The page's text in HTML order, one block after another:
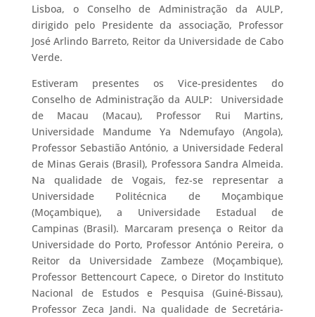
Lisboa, o Conselho de Administração da AULP,
dirigido pelo Presidente da associação, Professor
José Arlindo Barreto, Reitor da Universidade de Cabo
Verde.
Estiveram presentes os Vice-presidentes do
Conselho de Administração da AULP: Universidade
de Macau (Macau), Professor Rui Martins,
Universidade Mandume Ya Ndemufayo (Angola),
Professor Sebastião António, a Universidade Federal
de Minas Gerais (Brasil), Professora Sandra Almeida.
Na qualidade de Vogais, fez-se representar a
Universidade Politécnica de Moçambique
(Moçambique), a Universidade Estadual de
Campinas (Brasil). Marcaram presença o Reitor da
Universidade do Porto, Professor António Pereira, o
Reitor da Universidade Zambeze (Moçambique),
Professor Bettencourt Capece, o Diretor do Instituto
Nacional de Estudos e Pesquisa (Guiné-Bissau),
Professor Zeca Jandi. Na qualidade de Secretária-